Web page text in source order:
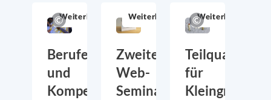
Weiterbildung
Berufe-
und
Kompetenzkarten
Weiterbildung
Zweites
Web-
Seminar
Weiterbildung
für
Kleingruppen